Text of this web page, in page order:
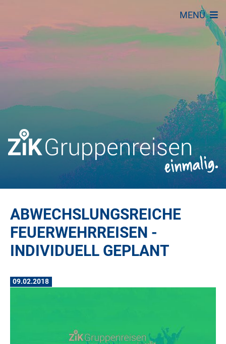
MENÜ
ABWECHSLUNGSREICHE
FEUERWEHRREISEN -
INDIVIDUELL GEPLANT
09.02.2018